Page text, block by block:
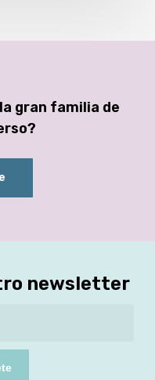
gran familia de
newsletter